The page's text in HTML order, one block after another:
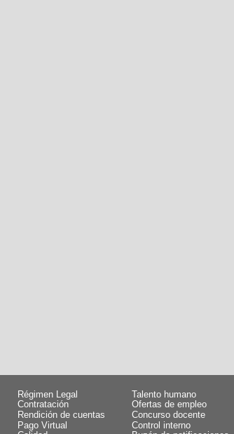
Régimen Legal
Talento humano
Contratación
Ofertas de empleo
Rendición de cuentas
Concurso docente
Pago Virtual
Control interno